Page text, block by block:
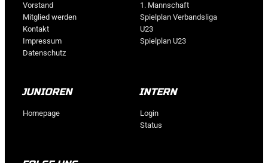
Vorstand
Mitglied werden
Kontakt
Impressum
Datenschutz
1. Mannschaft
Spielplan Verbandsliga
U23
Spielplan U23
JUNIOREN
Homepage
INTERN
Login
Status